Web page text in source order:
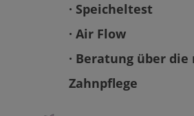
· Speicheltest
· Air Flow
· Beratung über
Zahnpflege